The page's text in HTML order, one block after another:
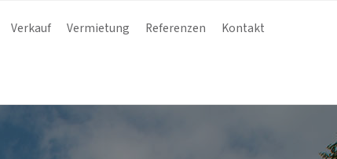
Verkauf Vermietung Referenzen Kontakt